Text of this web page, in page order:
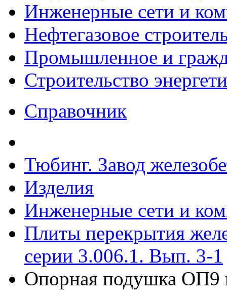
Инженерные сети и
Нефтегазовое
Промышленное и
Строительство
Справочник
Тюбинг. Завод
Изделия
Инженерные сети и
Плиты перекрытия
серии 3.006.1. Вып. 3-1
Опорная подушка ОП9